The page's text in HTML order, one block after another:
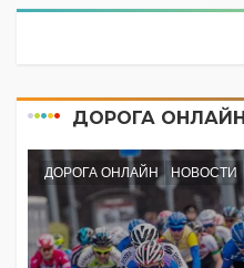
ДОРОГА ОНЛАЙН
ДОРОГА ОНЛАЙН НОВОСТИ